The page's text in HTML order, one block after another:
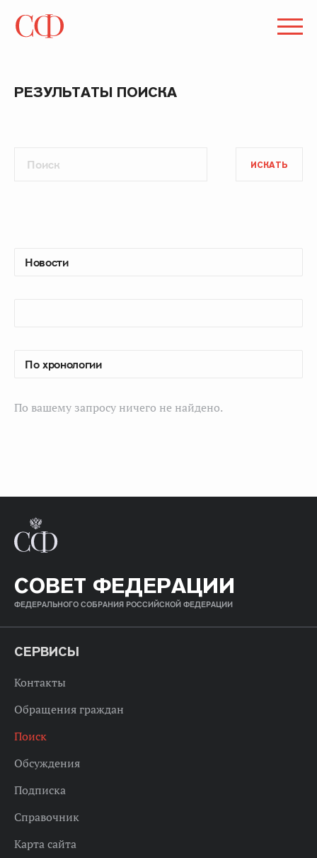
РЕЗУЛЬТАТЫ ПОИСКА
ИСКАТЬ
По вашему запросу ничего не найдено.
СОВЕТ ФЕДЕРАЦИИ
ФЕДЕРАЛЬНОГО СОБРАНИЯ РОССИЙСКОЙ ФЕДЕРАЦИИ
СЕРВИСЫ
Контакты
Обращения граждан
Поиск
Обсуждения
Подписка
Справочник
Карта сайта